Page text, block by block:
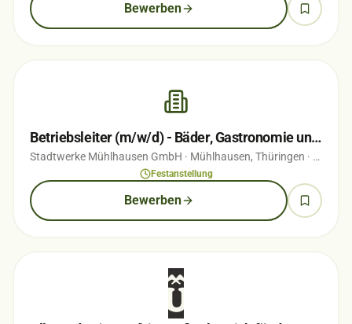
Bewerben
Betriebsleiter (m/w/d) - Bäder, Gastronomie und Camping (WBM)
Stadtwerke Mühlhausen GmbH · Mühlhausen, Thüringen · vor 1 Monaten
Festanstellung
Bewerben